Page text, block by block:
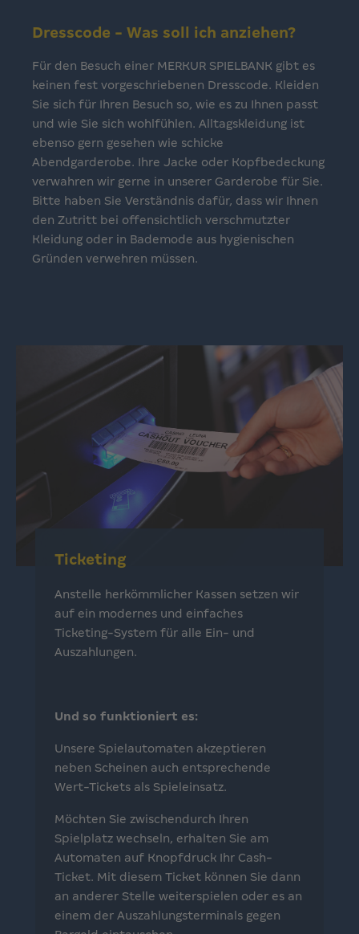
Dresscode - Was soll ich anziehen?
Für den Besuch einer MERKUR SPIELBANK gibt es
keinen fest vorgeschriebenen Dresscode. Kleiden
Sie sich für Ihren Besuch so, wie es zu Ihnen passt
und wie Sie sich wohlfühlen. Alltagskleidung ist
ebenso gern gesehen wie schicke
Abendgarderobe. Ihre Jacke oder Kopfbedeckung
verwahren wir gerne in unserer Garderobe für Sie.
Bitte haben Sie Verständnis dafür, dass wir Ihnen
den Zutritt bei offensichtlich verschmutzter
Kleidung oder in Bademode aus hygienischen
Gründen verwehren müssen.
Ticketing
Anstelle herkömmlicher Kassen setzen wir
auf ein modernes und einfaches
Ticketing-System für alle Ein- und
Auszahlungen.
Und so funktioniert es:
Unsere Spielautomaten akzeptieren
neben Scheinen auch entsprechende
Wert-Tickets als Spieleinsatz.
Möchten Sie zwischendurch Ihren
Spielplatz wechseln, erhalten Sie am
Automaten auf Knopfdruck Ihr Cash-
Ticket. Mit diesem Ticket können Sie dann
an anderer Stelle weiterspielen oder es an
einem der Auszahlungsterminals gegen